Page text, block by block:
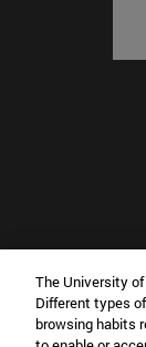
P°
The University
Different types
browsing habits